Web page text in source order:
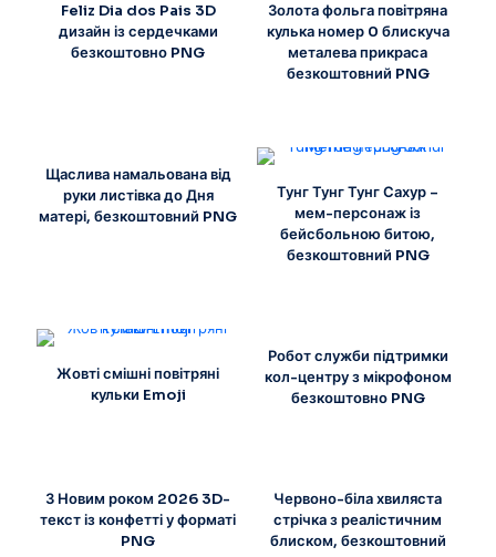
Feliz Dia dos Pais 3D
дизайн із сердечками
безкоштовно PNG
Золота фольга повітряна
кулька номер 0 блискуча
металева прикраса
безкоштовний PNG
Щаслива намальована від
руки листівка до Дня
матері, безкоштовний PNG
Тунг Тунг Тунг Сахур –
мем-персонаж із
бейсбольною битою,
безкоштовний PNG
Жовті смішні повітряні
кульки Emoji
Робот служби підтримки
кол-центру з мікрофоном
безкоштовно PNG
З Новим роком 2026 3D-
текст із конфетті у форматі
PNG
Червоно-біла хвиляста
стрічка з реалістичним
блиском, безкоштовний